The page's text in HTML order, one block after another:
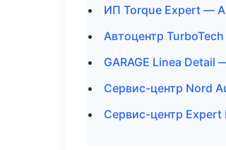
ИП Torque Expert —
Автоцентр
GARAGE Linea
Сервис-центр Nord
Сервис-центр